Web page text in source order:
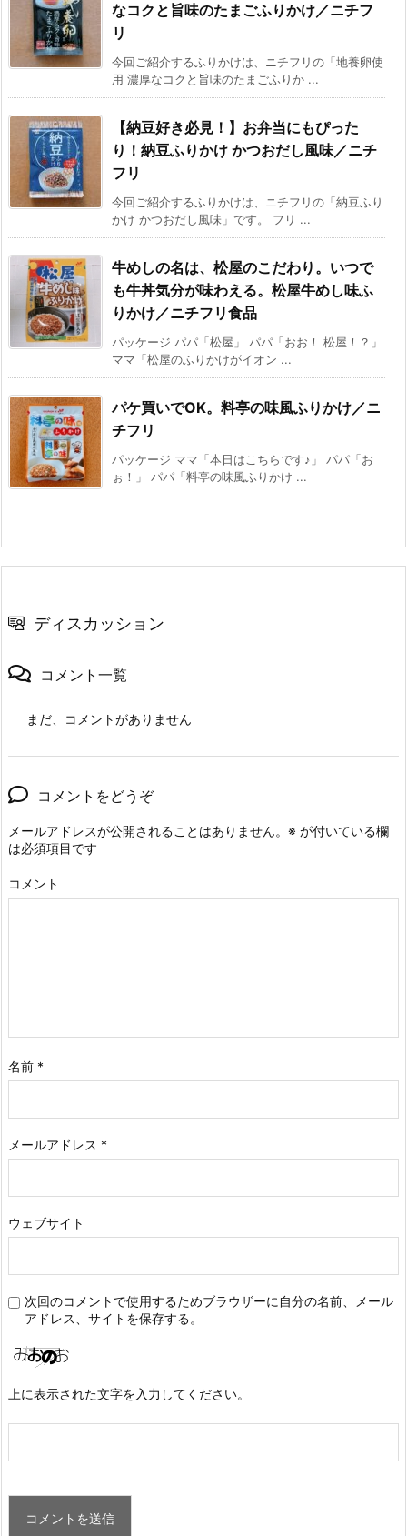
なコクと旨味のたまごふりかけ／ニチフ
リ
今回ご紹介するふりかけは、ニチフリの「地養卵使
用 濃厚なコクと旨味のたまごふりか ...
【納豆好き必見！】お弁当にもぴった
り！納豆ふりかけ かつおだし風味／ニチ
フリ
今回ご紹介するふりかけは、ニチフリの「納豆ふり
かけ かつおだし風味」です。 フリ ...
牛めしの名は、松屋のこだわり。いつで
も牛丼気分が味わえる。松屋牛めし味ふ
りかけ／ニチフリ食品
パッケージ パパ「松屋」 パパ「おお！ 松屋！？」
ママ「松屋のふりかけがイオン ...
パケ買いでOK。料亭の味風ふりかけ／ニ
チフリ
パッケージ ママ「本日はこちらです♪」 パパ「お
ぉ！」 パパ「料亭の味風ふりかけ ...
ディスカッション
コメント一覧
まだ、コメントがありません
コメントをどうぞ
メールアドレスが公開されることはありません。 ※ が付いている欄
は必須項目です
コメント
名前 *
メールアドレス *
ウェブサイト
次回のコメントで使用するためブラウザーに自分の名前、メール
アドレス、サイトを保存する。
上に表示された文字を入力してください。